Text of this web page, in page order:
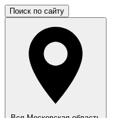
Поиск по сайту